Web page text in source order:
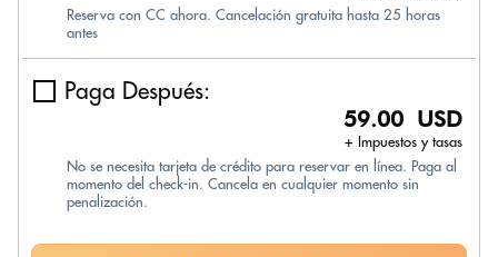
Reserva con CC ahora. Cancelación gratuita hasta 25 horas
antes
Paga Después:
59.00 USD
+ Impuestos y tasas
No se necesita tarjeta de crédito para reservar en línea. Paga al
momento del check-in. Cancela en cualquier momento sin
penalización.